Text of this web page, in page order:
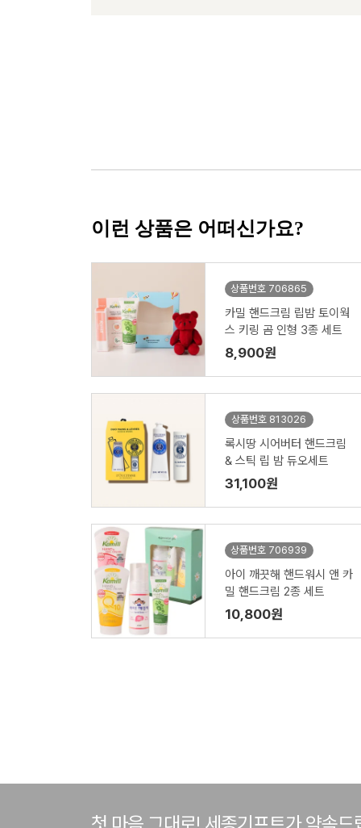
이런 상품은 어떠신가요?
상품번호 706865
카밀 핸드크림 립밤 토이웍
스 키링 곰 인형 3종 세트
8,900원
상품번호 813026
록시땅 시어버터 핸드크림
& 스틱 립 밤 듀오세트
31,100원
상품번호 706939
아이 깨끗해 핸드워시 앤 카
밀 핸드크림 2종 세트
10,800원